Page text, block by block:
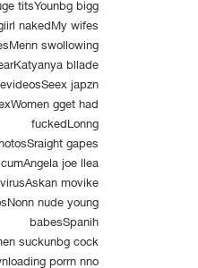
titsYounbg bigg
nakedMy wifes
swollowing
bllade
japzn
gget had
fuckedLonng
gapes
joe llea
movike
nude young
babesSpanih
suckunbg cock
porrn nno